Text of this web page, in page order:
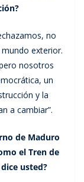
no
exterior.
nosotros
un
y la
a cambiar”.
de Maduro
el Tren de
usted?